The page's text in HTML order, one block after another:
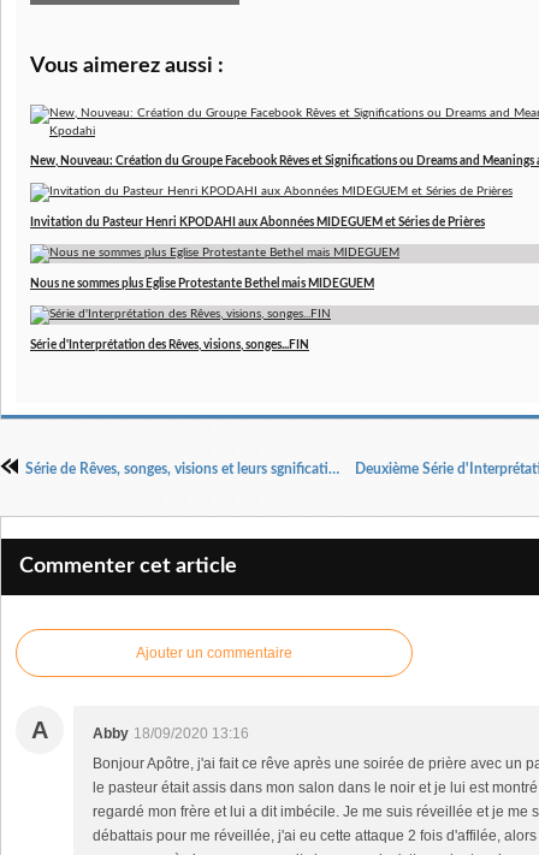
Vous aimerez aussi :
New, Nouveau: Création du Groupe Facebook Rêves et Significations ou Dreams and
Invitation du Pasteur Henri KPODAHI aux Abonnées MIDEGUEM et Séries de Prières
Nous ne sommes plus Eglise Protestante Bethel mais MIDEGUEM
Série d'Interprétation des Rêves, visions, songes...FIN
Série de Rêves, songes, visions et leurs sgnifications
Commenter cet article
Ajouter un commentaire
A Abby 18/09/2020 13:16
Bonjour Apôtre, j'ai fait ce rêve après une soirée de prière avec un
le pasteur était assis dans mon salon dans le noir et je lui est
regardé mon frère et lui a dit imbécile. Je me suis réveillée et je me
débattais pour me réveillée, j'ai eu cette attaque 2 fois d'affilée,